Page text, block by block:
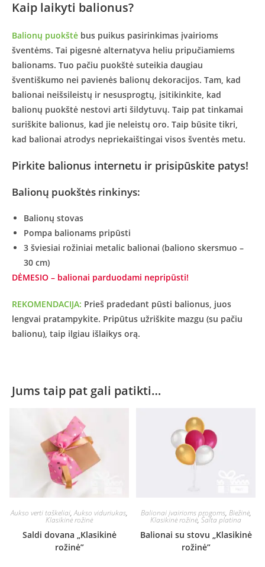
Kaip laikyti balionus?
Balionų puokštė bus puikus pasirinkimas įvairioms
šventėms. Tai pigesnė alternatyva heliu pripučiamiems
balionams. Tuo pačiu puokštė suteikia daugiau
šventiškumo nei pavienės balionų dekoracijos. Tam, kad
balionai neišsileistų ir nesusprogtų, įsitikinkite, kad
balionų puokštė nestovi arti šildytuvų. Taip pat tinkamai
suriškite balionus, kad jie neleistų oro. Taip būsite tikri,
kad balionai atrodys nepriekaištingai visos šventės metu.
Pirkite balionus internetu ir prisipūskite patys!
Balionų puokštės rinkinys:
Balionų stovas
Pompa balionams pripūsti
3 šviesiai rožiniai metalic balionai (baliono skersmuo –
30 cm)
DĖMESIO – balionai parduodami nepripūsti!
REKOMENDACIJA: Prieš pradedant pūsti balionus, juos
lengvai pratampykite. Pripūtus užriškite mazgu (su pačiu
balionu), taip ilgiau išlaikys orą.
Jums taip pat gali patikti…
Aukso verti taškeliai,Aukso viduriukas,
Klasikinė rožinė
Saldi dovana „Klasikinė
rožinė”
Balionai įvairioms progoms, Biežinė,
Klasikinė rožinė, Šalta platina
Balionai su stovu „Klasikinė
rožinė”